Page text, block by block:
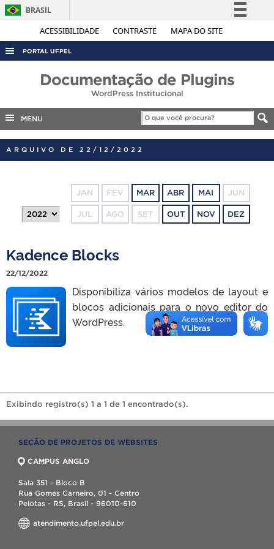
ACESSIBILIDADE CONTRASTE MAPA DO SITE
BRASIL
Simplifique!
Acesso à informação
Canais
PORTAL UFPEL
PORTARIAS
Documentação de Plugins
WordPress Institucional
MENU
ARQUIVO DE 22/12/2022
JAN FEV MAR ABR MAI JUN
JUL AGO SET OUT NOV DEZ
Kadence Blocks
22/12/2022
Disponibiliza vários modelos de layout e
blocos adicionais para o novo editor do
WordPress.
Exibindo registro(s) 1 a 1 de 1 encontrado(s).
SEÇÃO DE PROJETOS DE WEBSITES
CAMPUS ANGLO
Sala 351 - Bloco B
Rua Gomes Carneiro, 01 - Centro
Pelotas - RS, Brasil - 96010-610
atendimento.ufpel.edu.br